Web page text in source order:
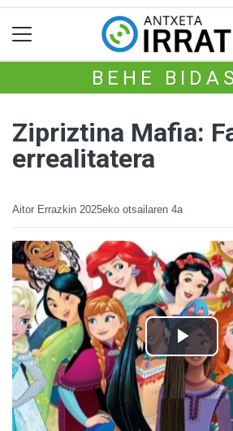
BEHE
Zipriztina Mafia:
errealitatera
Aitor Errazkin 2025eko otsailaren 4a